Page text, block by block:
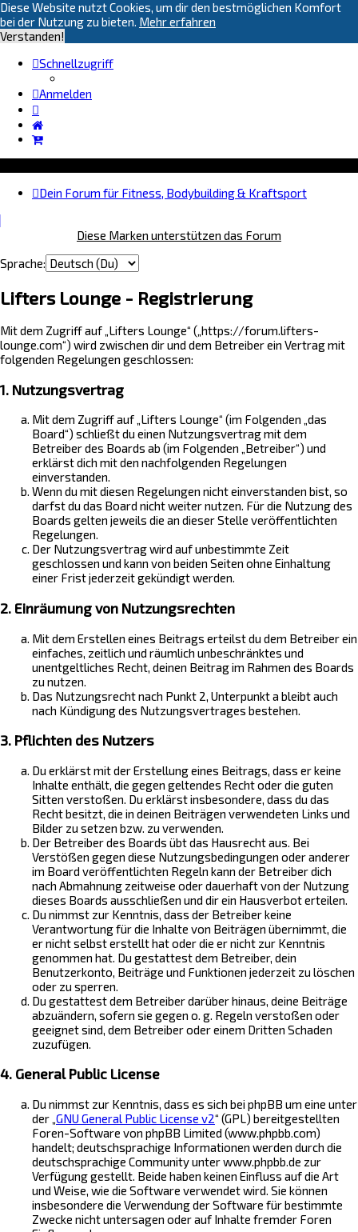
Diese Website nutzt Cookies, um dir den bestmöglichen Komfort
bei der Nutzung zu bieten. Mehr erfahren
Verstanden!
Schnellzugriff
Anmelden
Dein Forum für Fitness, Bodybuilding & Kraftsport
Diese Marken unterstützen das Forum
Sprache:
Lifters Lounge - Registrierung
Mit dem Zugriff auf „Lifters Lounge“ („https://forum.lifters-
lounge.com“) wird zwischen dir und dem Betreiber ein Vertrag mit
folgenden Regelungen geschlossen:
1. Nutzungsvertrag
Mit dem Zugriff auf „Lifters Lounge“ (im Folgenden „das
Board“) schließt du einen Nutzungsvertrag mit dem
Betreiber des Boards ab (im Folgenden „Betreiber“) und
erklärst dich mit den nachfolgenden Regelungen
einverstanden.
Wenn du mit diesen Regelungen nicht einverstanden bist, so
darfst du das Board nicht weiter nutzen. Für die Nutzung des
Boards gelten jeweils die an dieser Stelle veröffentlichten
Regelungen.
Der Nutzungsvertrag wird auf unbestimmte Zeit
geschlossen und kann von beiden Seiten ohne Einhaltung
einer Frist jederzeit gekündigt werden.
2. Einräumung von Nutzungsrechten
Mit dem Erstellen eines Beitrags erteilst du dem Betreiber ein
einfaches, zeitlich und räumlich unbeschränktes und
unentgeltliches Recht, deinen Beitrag im Rahmen des Boards
zu nutzen.
Das Nutzungsrecht nach Punkt 2, Unterpunkt a bleibt auch
nach Kündigung des Nutzungsvertrages bestehen.
3. Pflichten des Nutzers
Du erklärst mit der Erstellung eines Beitrags, dass er keine
Inhalte enthält, die gegen geltendes Recht oder die guten
Sitten verstoßen. Du erklärst insbesondere, dass du das
Recht besitzt, die in deinen Beiträgen verwendeten Links und
Bilder zu setzen bzw. zu verwenden.
Der Betreiber des Boards übt das Hausrecht aus. Bei
Verstößen gegen diese Nutzungsbedingungen oder anderer
im Board veröffentlichten Regeln kann der Betreiber dich
nach Abmahnung zeitweise oder dauerhaft von der Nutzung
dieses Boards ausschließen und dir ein Hausverbot erteilen.
Du nimmst zur Kenntnis, dass der Betreiber keine
Verantwortung für die Inhalte von Beiträgen übernimmt, die
er nicht selbst erstellt hat oder die er nicht zur Kenntnis
genommen hat. Du gestattest dem Betreiber, dein
Benutzerkonto, Beiträge und Funktionen jederzeit zu löschen
oder zu sperren.
Du gestattest dem Betreiber darüber hinaus, deine Beiträge
abzuändern, sofern sie gegen o. g. Regeln verstoßen oder
geeignet sind, dem Betreiber oder einem Dritten Schaden
zuzufügen.
4. General Public License
Du nimmst zur Kenntnis, dass es sich bei phpBB um eine unter
der „GNU General Public License v2“ (GPL) bereitgestellten
Foren-Software von phpBB Limited (www.phpbb.com)
handelt; deutschsprachige Informationen werden durch die
deutschsprachige Community unter www.phpbb.de zur
Verfügung gestellt. Beide haben keinen Einfluss auf die Art
und Weise, wie die Software verwendet wird. Sie können
insbesondere die Verwendung der Software für bestimmte
Zwecke nicht untersagen oder auf Inhalte fremder Foren